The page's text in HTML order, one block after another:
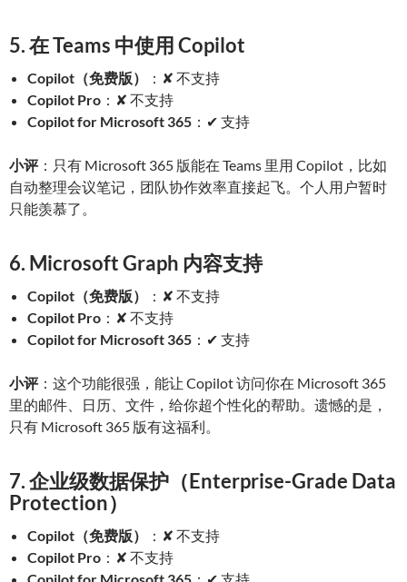
5. 在 Teams 中使用 Copilot
Copilot（免费版）
：✘ 不支持
Copilot Pro ：✘ 不支持
Copilot for Microsoft 365 ：✔ 支持
小评：只有 Microsoft 365 版能在 Teams 里用 Copilot，比如
自动整理会议笔记，团队协作效率直接起飞。个人用户暂时
只能羡慕了。
6. Microsoft Graph 内容支持
Copilot（免费版）
：✘ 不支持
Copilot Pro ：✘ 不支持
Copilot for Microsoft 365 ：✔ 支持
小评：这个功能很强，能让 Copilot 访问你在 Microsoft 365
里的邮件、日历、文件，给你超个性化的帮助。遗憾的是，
只有 Microsoft 365 版有这福利。
7. 企业级数据保护（Enterprise-Grade Data
Protection）
Copilot（免费版）
：✘ 不支持
Copilot Pro ：✘ 不支持